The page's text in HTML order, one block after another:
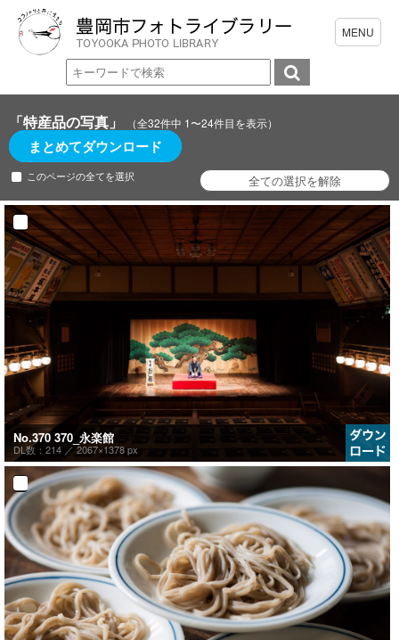
「特産品の写真」 （全32件中 1〜24件目を表示）
まとめてダウンロード
このページの全てを選択
No.370 370_永楽館
DL数：214 ／2067×1378 px